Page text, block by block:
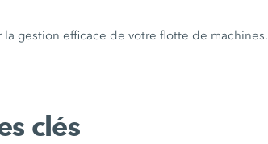
gestion efficace de votre flotte de machines.
clés